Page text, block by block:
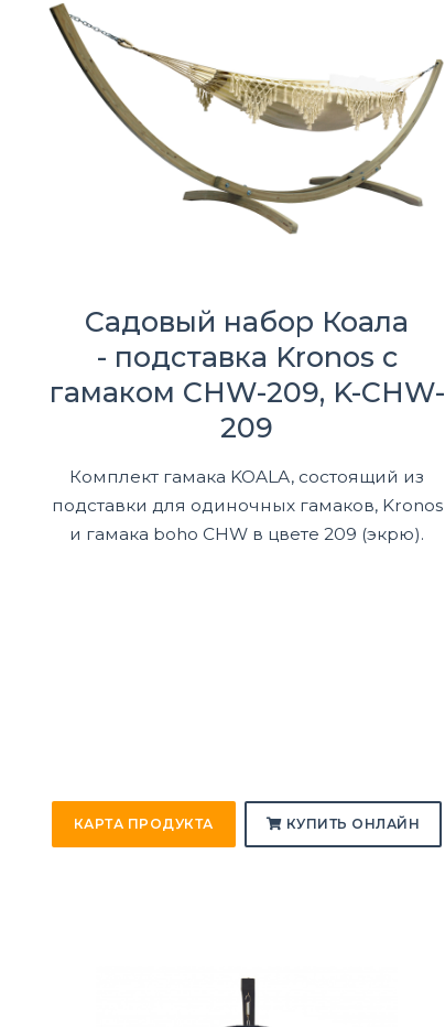
Садовый набор Коала
- подставка Kronos с
гамаком CHW-209, K-CHW-
209
Комплект гамака KOALA, состоящий из
подставки для одиночных гамаков, Kronos
и гамака boho CHW в цвете 209 (экрю).
КАРТА ПРОДУКТА КУПИТЬ ОНЛАЙН